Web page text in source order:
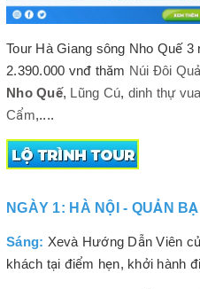
Tour Hà Giang sông Nho Quế
2.390.000 vnđ thăm Núi Đôi
Nho Quế, Lũng Cú, dinh thự
Cẩm,....
NGÀY 1: HÀ NỘI - QUẢN
Sáng: Xevà Hướng Dẫn Viên
khách tại điểm hẹn, khởi hành